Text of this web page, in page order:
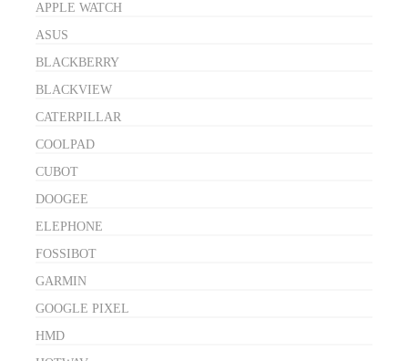
APPLE WATCH
ASUS
BLACKBERRY
BLACKVIEW
CATERPILLAR
COOLPAD
CUBOT
DOOGEE
ELEPHONE
FOSSIBOT
GARMIN
GOOGLE PIXEL
HMD